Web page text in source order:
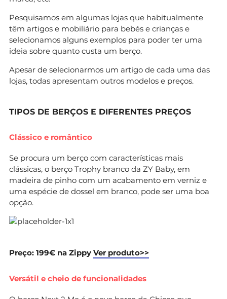
Pesquisamos em algumas lojas que habitualmente
têm artigos e mobiliário para bebés e crianças e
selecionamos alguns exemplos para poder ter uma
ideia sobre quanto custa um berço.
Apesar de selecionarmos um artigo de cada uma das
lojas, todas apresentam outros modelos e preços.
TIPOS DE BERÇOS E DIFERENTES PREÇOS
Clássico e romântico
Se procura um berço com características mais
clássicas, o berço Trophy branco da ZY Baby, em
madeira de pinho com um acabamento em verniz e
uma espécie de dossel em branco, pode ser uma boa
opção.
Preço: 199€ na Zippy Ver produto>>
Versátil e cheio de funcionalidades